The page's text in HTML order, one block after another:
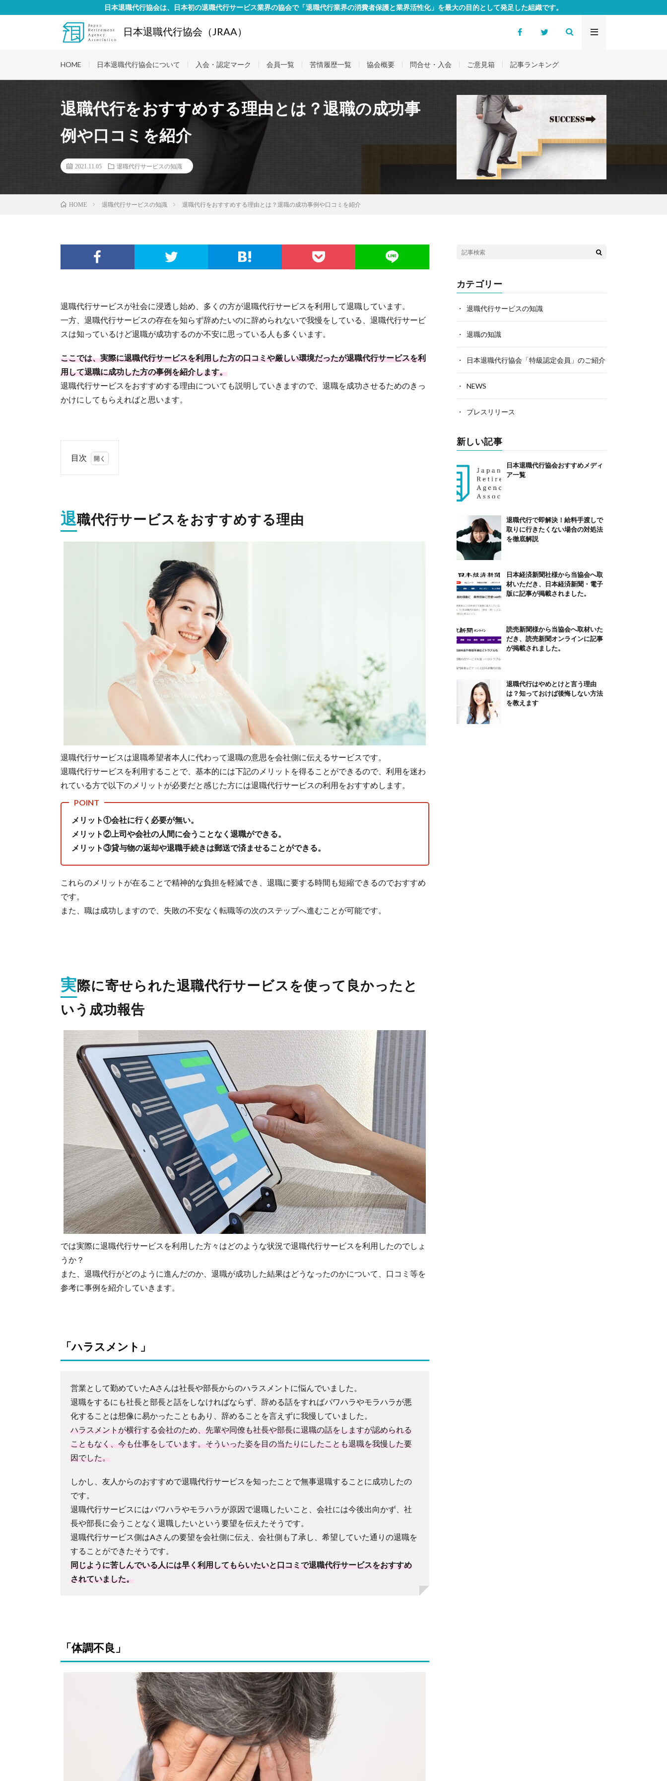
日本退職代行協会は、日本初の退職代行サービス業界の協会で「退職代行業界の消費者保護と業界活性化」を最大の目的として発足した組織です。
日本退職代行協会（JRAA）
HOME 日本退職代行協会について 入会・認定マーク 会員一覧 苦情履歴一覧 協会概要 問合せ・入会 ご意見箱 記事ランキング
退職代行をおすすめする理由とは？退職の成功事
例や口コミを紹介
2021.11.05 退職代行サービスの知識
HOME 退職代行サービスの知識 退職代行をおすすめする理由とは？退職の成功事例や口コミを紹介
退職代行サービスが社会に浸透し始め、多くの方が退職代行サービスを利用して退職しています。
一方、退職代行サービスの存在を知らず辞めたいのに辞められないで我慢をしている、退職代行サービ
スは知っているけど退職が成功するのか不安に思っている人も多くいます。
ここでは、実際に退職代行サービスを利用した方の口コミや厳しい環境だったが退職代行サービスを利
用して退職に成功した方の事例を紹介します。
退職代行サービスをおすすめする理由についても説明していきますので、退職を成功させるためのきっ
かけにしてもらえればと思います。
目次
1.
行
サ
れ
た
退
職
代
サ
ー
ス
を
て
か
っ
報
告
2.1.
ラス
メン
ト」
2.2.
「体
調不
良」
ク企
業」
2.4.
「引
き留
め」
3.
ま
と
め
退職代行サービスをおすすめする理由
退職代行サービスは退職希望者本人に代わって退職の意思を会社側に伝えるサービスです。
退職代行サービスを利用することで、基本的には下記のメリットを得ることができるので、利用を迷わ
れている方で以下のメリットが必要だと感じた方には退職代行サービスの利用をおすすめします。
メリット①会社に行く必要が無い。
メリット②上司や会社の人間に会うことなく退職ができる。
メリット③貸与物の返却や退職手続きは郵送で済ませることができる。
これらのメリットが在ることで精神的な負担を軽減でき、退職に要する時間も短縮できるのでおすすめ
です。
また、職は成功しますので、失敗の不安なく転職等の次のステップへ進むことが可能です。
実際に寄せられた退職代行サービスを使って良かったと
いう成功報告
では実際に退職代行サービスを利用した方々はどのような状況で退職代行サービスを利用したのでしょ
うか？
また、退職代行がどのように進んだのか、退職が成功した結果はどうなったのかについて、口コミ等を
参考に事例を紹介していきます。
「ハラスメント」
営業として勤めていたAさんは社長や部長からのハラスメントに悩んでいました。
退職をするにも社長と部長と話をしなければならず、辞める話をすればパワハラやモラハラが悪
化することは想像に易かったこともあり、辞めることを言えずに我慢していました。
ハラスメントが横行する会社のため、先輩や同僚も社長や部長に退職の話をしますが認められる
こともなく、今も仕事をしています。そういった姿を目の当たりにしたことも退職を我慢した要
因でした。
しかし、友人からのおすすめで退職代行サービスを知ったことで無事退職することに成功したの
です。
退職代行サービスにはパワハラやモラハラが原因で退職したいこと、会社には今後出向かず、社
長や部長に会うことなく退職したいという要望を伝えたそうです。
退職代行サービス側はAさんの要望を会社側に伝え、会社側も了承し、希望していた通りの退職を
することができたそうです。
同じように苦しんでいる人には早く利用してもらいたいと口コミで退職代行サービスをおすすめ
されていました。
「体調不良」
カテゴリー
退職代行サービスの知識
退職の知識
日本退職代行協会「特級認定会員」のご紹介
NEWS
プレスリリース
新しい記事
日本退職代行協会おすすめメディ
ア一覧
退職代行で即解決！給料手渡しで
取りに行きたくない場合の対処法
を徹底解説
日本経済新聞社様から当協会へ取
材いただき、日本経済新聞・電子
版に記事が掲載されました。
読売新聞様から当協会へ取材いた
だき、読売新聞オンラインに記事
が掲載されました。
退職代行はやめとけと言う理由
は？知っておけば後悔しない方法
を教えます